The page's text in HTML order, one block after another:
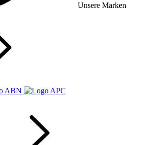
Unsere Marken